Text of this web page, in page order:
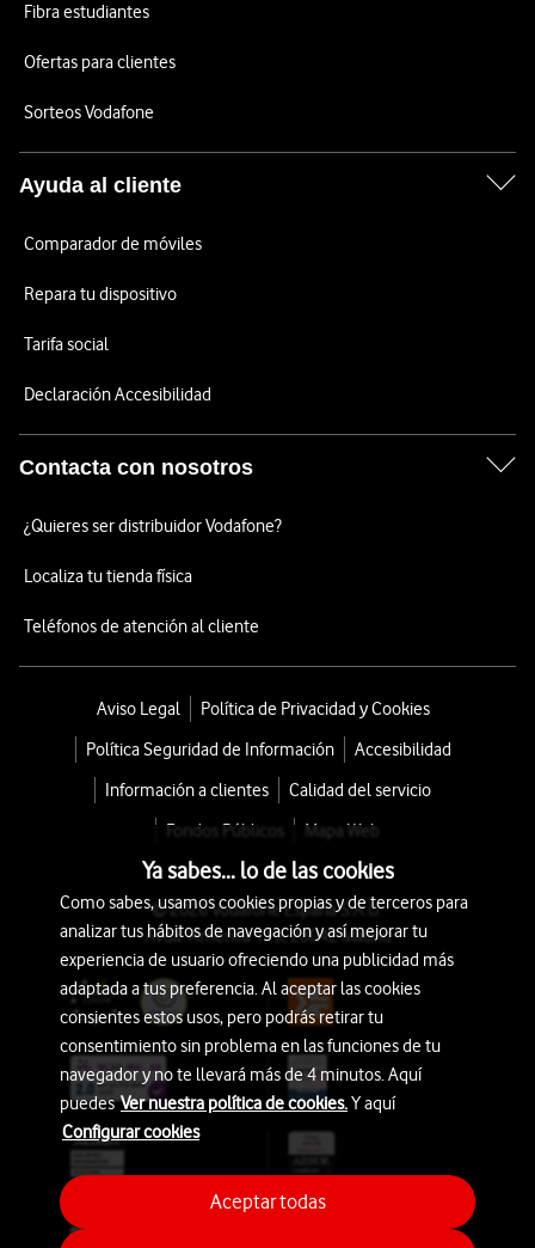
Fibra estudiantes
Ofertas para clientes
Sorteos Vodafone
Ayuda al cliente
Comparador de móviles
Repara tu dispositivo
Tarifa social
Declaración Accesibilidad
Contacta con nosotros
¿Quieres ser distribuidor Vodafone?
Localiza tu tienda física
Teléfonos de atención al cliente
Aviso Legal
Política de Privacidad y Cookies
Política Seguridad de Información
Accesibilidad
Información a clientes
Calidad del servicio
Fondos Públicos
Mapa Web
© 2026 Vodafone España S.A.U.
Avda. América 115, 28042 Madrid
Ya sabes... lo de las cookies
Como sabes, usamos cookies propias y de terceros para
analizar tus hábitos de navegación y así mejorar tu
experiencia de usuario ofreciendo una publicidad más
adaptada a tus preferencia. Al aceptar las cookies
consientes estos usos, pero podrás retirar tu
consentimiento sin problema en las funciones de tu
navegador y no te llevará más de 4 minutos. Aquí
puedesVer nuestra política de cookies.Y aquí
Configurar cookies
Aceptar todas